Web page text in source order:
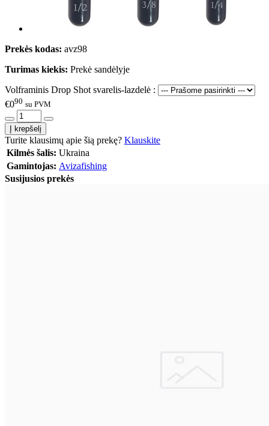
Prekės kodas: avz98
Turimas kiekis: Prekė sandėlyje
Volframinis Drop Shot svarelis-lazdelė :
€090 su PVM
Turite klausimų apie šią prekę? Klauskite
Kilmės šalis: Ukraina
Gamintojas: Avizafishing
Susijusios prekės